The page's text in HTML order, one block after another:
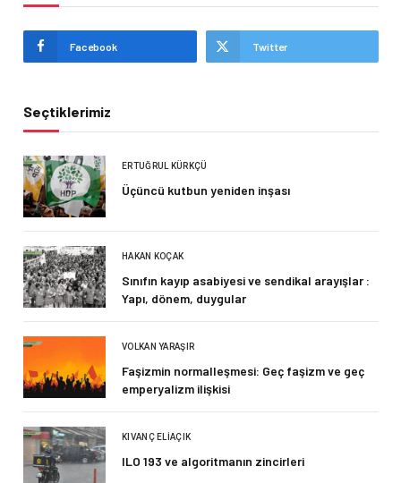
Facebook Twitter
Seçtiklerimiz
ERTUĞRUL KÜRKÇÜ
Üçüncü kutbun yeniden inşası
HAKAN KOÇAK
Sınıfın kayıp asabiyesi ve sendikal arayışlar :
Yapı, dönem, duygular
VOLKAN YARAŞIR
Faşizmin normalleşmesi: Geç faşizm ve geç
emperyalizm ilişkisi
KIVANÇ ELIAÇIK
ILO 193 ve algoritmanın zincirleri